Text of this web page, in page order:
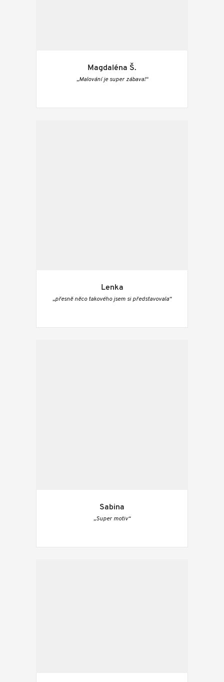
Magdaléna Š.
„Malování je super zábava!“
Lenka
„přesně něco takového jsem si představovala“
Sabina
„Super motiv“